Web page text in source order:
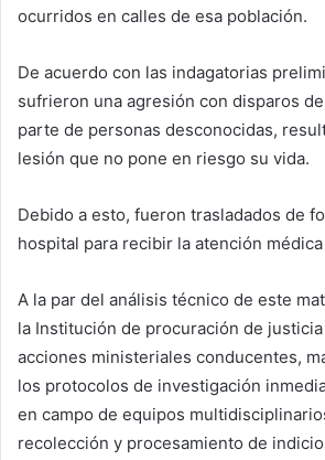
ocurridos en calles de esa población.
De acuerdo con las indagatorias
sufrieron una agresión con disparos
parte de personas desconocidas,
lesión que no pone en riesgo su vida.
Debido a esto, fueron trasladados de
hospital para recibir la atención
A la par del análisis técnico de este
la Institución de procuración de
acciones ministeriales conducentes,
los protocolos de investigación
en campo de equipos
recolección y procesamiento de